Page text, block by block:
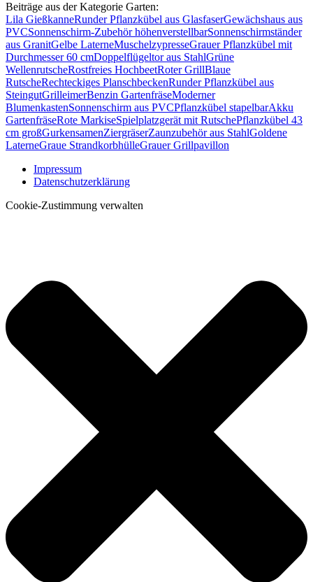
Beiträge aus der Kategorie Garten:
Lila GießkanneRunder Pflanzkübel aus GlasfaserGewächshaus aus
PVCSonnenschirm-Zubehör höhenverstellbarSonnenschirmständer
aus GranitGelbe LaterneMuschelzypresseGrauer Pflanzkübel mit
Durchmesser 60 cmDoppelflügeltor aus StahlGrüne
WellenrutscheRostfreies HochbeetRoter GrillBlaue
RutscheRechteckiges PlanschbeckenRunder Pflanzkübel aus
SteingutGrilleimerBenzin GartenfräseModerner
BlumenkastenSonnenschirm aus PVCPflanzkübel stapelbarAkku
GartenfräseRote MarkiseSpielplatzgerät mit RutschePflanzkübel 43
cm großGurkensamenZiergräserZaunzubehör aus StahlGoldene
LaterneGraue StrandkorbhülleGrauer Grillpavillon
Impressum
Datenschutzerklärung
Cookie-Zustimmung verwalten